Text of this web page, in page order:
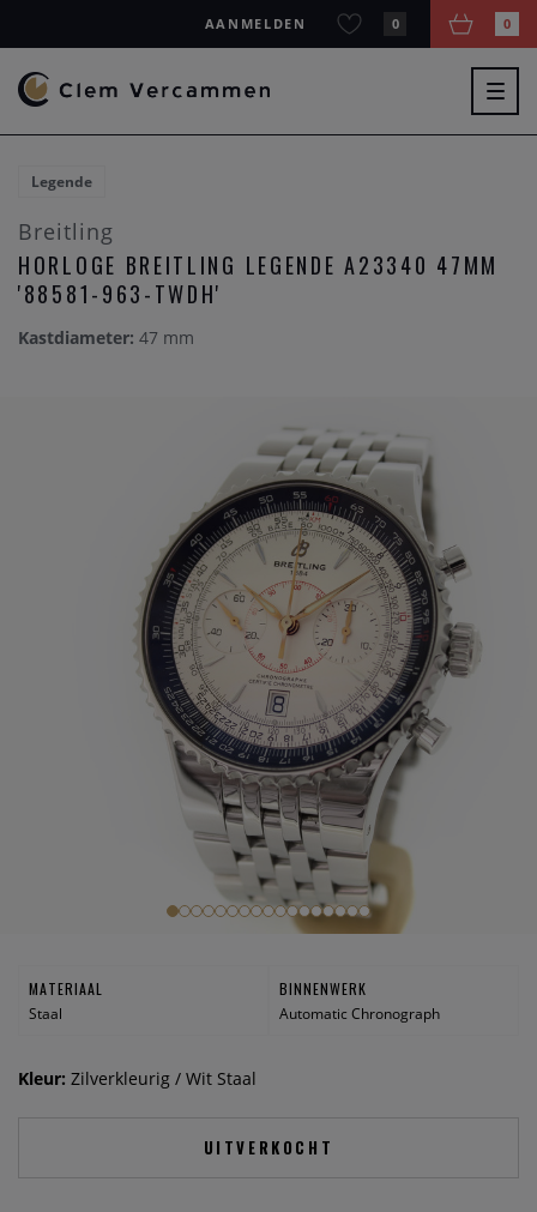
AANMELDEN 0 0
Legende
Breitling
HORLOGE BREITLING LEGENDE A23340 47MM
'88581-963-TWDH'
Kastdiameter: 47 mm
MATERIAAL
Staal
BINNENWERK
Automatic Chronograph
Kleur: Zilverkleurig / Wit Staal
UITVERKOCHT